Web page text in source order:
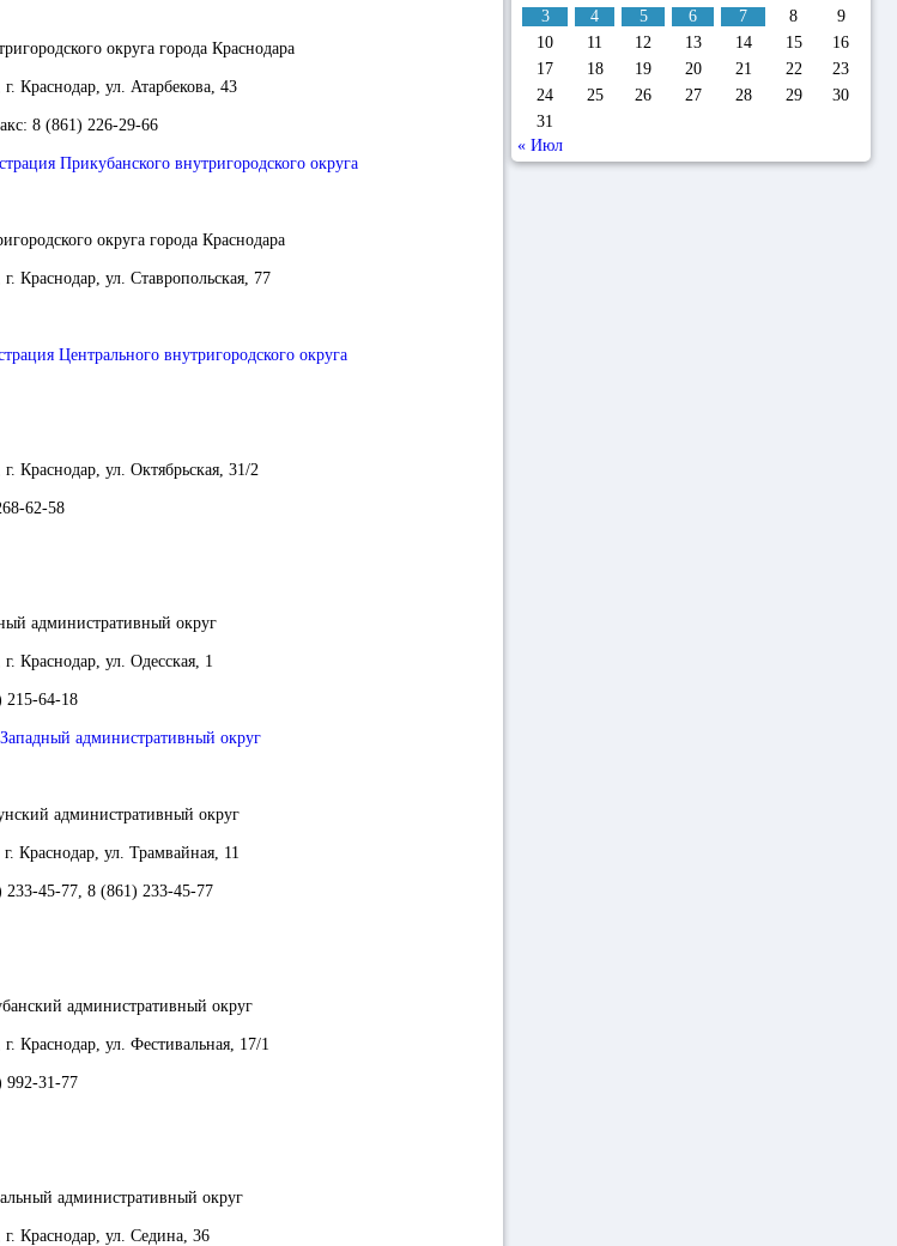
округа города Краснодара
Краснодар, ул. Атарбекова, 43
8 (861) 226-29-66
Прикубанского внутригородского округа
округа города Краснодара
Краснодар, ул. Ставропольская, 77
Центрального внутригородского округа
Краснодар, ул. Октябрьская, 31/2
62-58
административный округ
Краснодар, ул. Одесская, 1
215-64-18
административный округ
административный округ
Краснодар, ул. Трамвайная, 11
45-77, 8 (861) 233-45-77
административный округ
Краснодар, ул. Фестивальная, 17/1
992-31-77
административный округ
Краснодар, ул. Седина, 36
3
4 5 6 7 8
9
10
11 12 13 14 15
16
17
18 19 20 21 22
23
24
25 26 27 28 29
30
31
« Июл